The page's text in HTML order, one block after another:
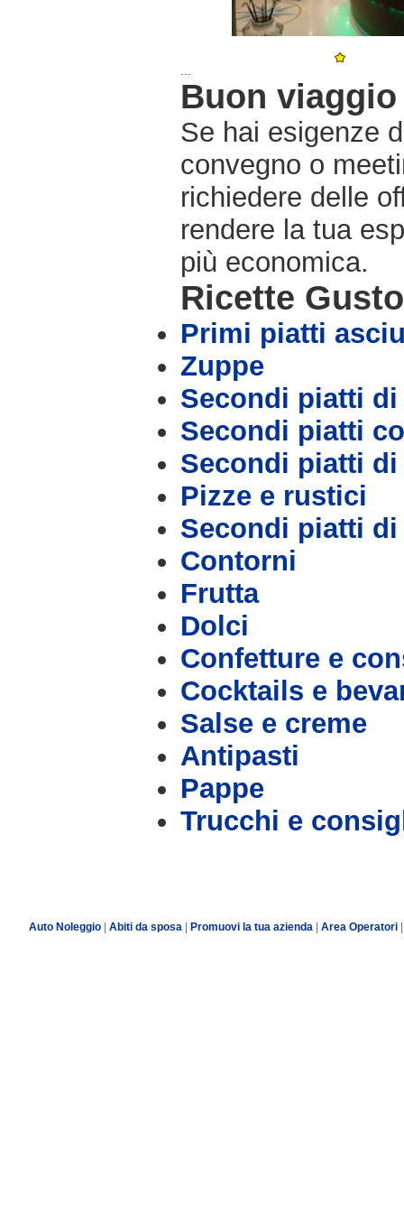
Buon viaggio
Se hai esigenze
convegno o
richiedere delle
rendere la tua
più economica.
Ricette
Primi piatti
Zuppe
Secondi piatti di
Secondi piatti
Secondi piatti
Pizze e rustici
Secondi piatti di
Contorni
Frutta
Dolci
Confetture e
Cocktails e
Salse e creme
Antipasti
Pappe
Trucchi e
Auto Noleggio| Abiti da sposa| Promuovi la tua azienda Area Operatori